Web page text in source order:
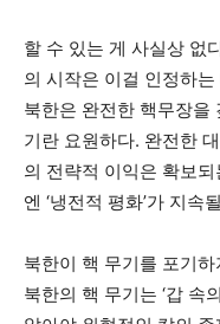
할 수 있는 게 사실상 없
의 시작은 이걸 인정하
북한은 완전한 핵무장을
기란 요원하다. 완전한
의 전략적 이익은 확보
엔 ‘냉전적 평화’가 지속
북한이 핵 무기를 포기
북한의 핵 무기는 ‘갑 속